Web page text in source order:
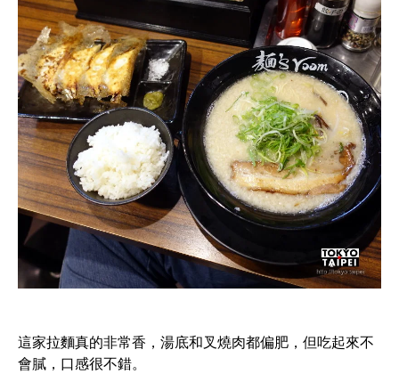
這家拉麵真的非常香，湯底和叉燒肉都偏肥，但吃起來不
會膩，口感很不錯。